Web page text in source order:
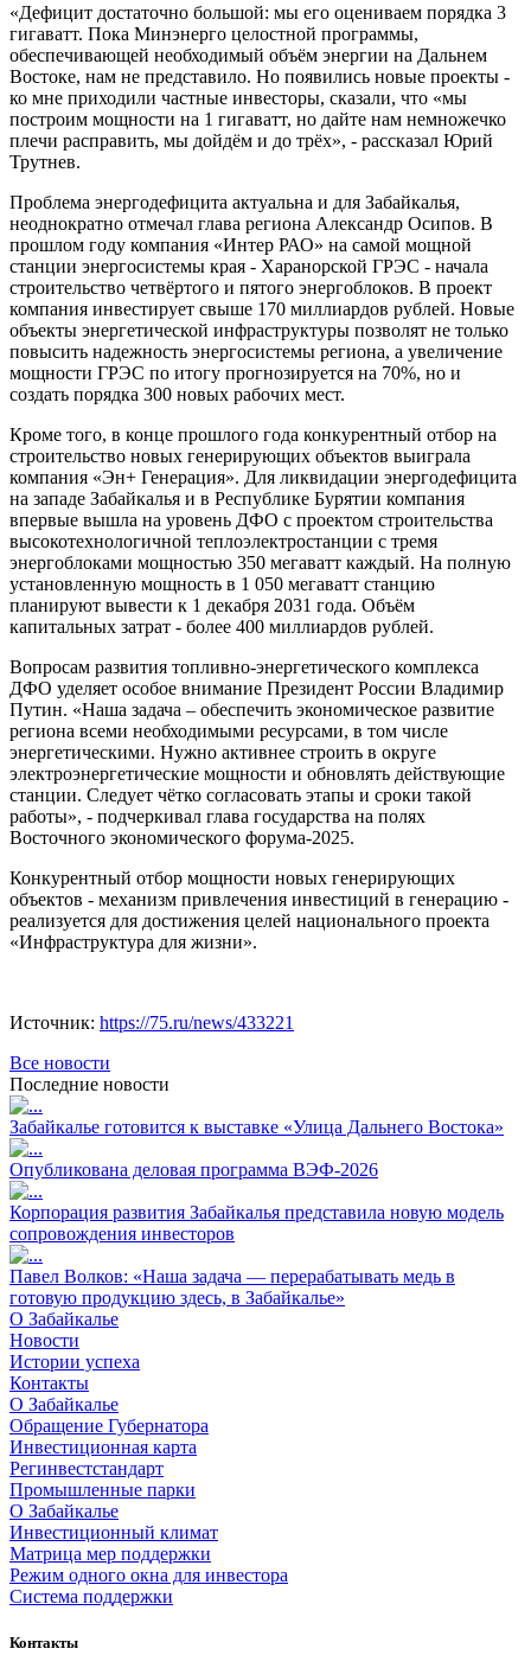
«Дефицит достаточно большой: мы его оцениваем порядка 3
гигаватт. Пока Минэнерго целостной программы,
обеспечивающей необходимый объём энергии на Дальнем
Востоке, нам не представило. Но появились новые проекты -
ко мне приходили частные инвесторы, сказали, что «мы
построим мощности на 1 гигаватт, но дайте нам немножечко
плечи расправить, мы дойдём и до трёх», - рассказал Юрий
Трутнев.
Проблема энергодефицита актуальна и для Забайкалья,
неоднократно отмечал глава региона Александр Осипов. В
прошлом году компания «Интер РАО» на самой мощной
станции энергосистемы края - Харанорской ГРЭС - начала
строительство четвёртого и пятого энергоблоков. В проект
компания инвестирует свыше 170 миллиардов рублей. Новые
объекты энергетической инфраструктуры позволят не только
повысить надежность энергосистемы региона, а увеличение
мощности ГРЭС по итогу прогнозируется на 70%, но и
создать порядка 300 новых рабочих мест.
Кроме того, в конце прошлого года конкурентный отбор на
строительство новых генерирующих объектов выиграла
компания «Эн+ Генерация». Для ликвидации энергодефицита
на западе Забайкалья и в Республике Бурятии компания
впервые вышла на уровень ДФО с проектом строительства
высокотехнологичной теплоэлектростанции с тремя
энергоблоками мощностью 350 мегаватт каждый. На полную
установленную мощность в 1 050 мегаватт станцию
планируют вывести к 1 декабря 2031 года. Объём
капитальных затрат - более 400 миллиардов рублей.
Вопросам развития топливно-энергетического комплекса
ДФО уделяет особое внимание Президент России Владимир
Путин. «Наша задача – обеспечить экономическое развитие
региона всеми необходимыми ресурсами, в том числе
энергетическими. Нужно активнее строить в округе
электроэнергетические мощности и обновлять действующие
станции. Следует чётко согласовать этапы и сроки такой
работы», - подчеркивал глава государства на полях
Восточного экономического форума-2025.
Конкурентный отбор мощности новых генерирующих
объектов - механизм привлечения инвестиций в генерацию -
реализуется для достижения целей национального проекта
«Инфраструктура для жизни».
Источник: https://75.ru/news/433221
Все новости
Последние новости
Забайкалье готовится к выставке «Улица Дальнего Востока»
Опубликована деловая программа ВЭФ-2026
Корпорация развития Забайкалья представила новую модель
сопровождения инвесторов
Павел Волков: «Наша задача — перерабатывать медь в
готовую продукцию здесь, в Забайкалье»
О Забайкалье
Новости
Истории успеха
Контакты
О Забайкалье
Обращение Губернатора
Инвестиционная карта
Регинвестстандарт
Промышленные парки
О Забайкалье
Инвестиционный климат
Матрица мер поддержки
Режим одного окна для инвестора
Система поддержки
Контакты